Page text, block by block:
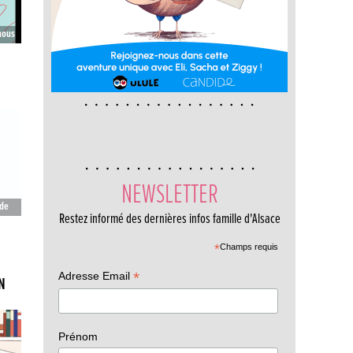
NEWSLETTER
Restez informé des dernières infos famille d'Alsace
*Champs requis
Adresse Email *
Prénom